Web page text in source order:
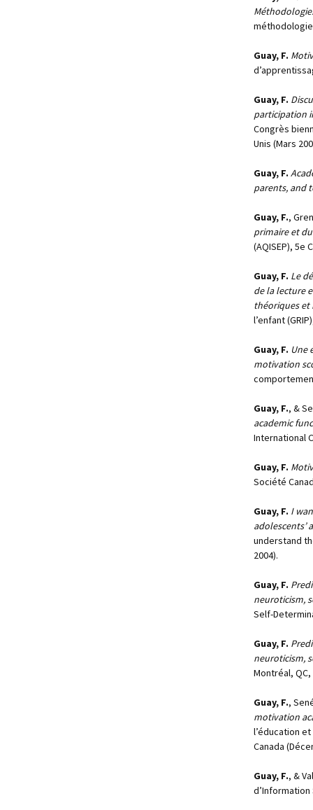
Guay, F.
Guay, F.
participation
Congrès
Unis (Mars
Guay, F.
parents, and
Guay, F.,
primaire et
(AQISEP), 5e
Guay, F. Le
de la lecture
théoriques
l’enfant
Guay, F. Une
motivation
Guay, F., &
academic
International
Guay, F.
Société
Guay, F. I
adolescents’
understand
2004).
Guay, F.
neuroticism,
Self-
Guay, F.
neuroticism,
Montréal, QC,
Guay, F.,
motivation
l’éducation
Canada
Guay, F., &
d’Information